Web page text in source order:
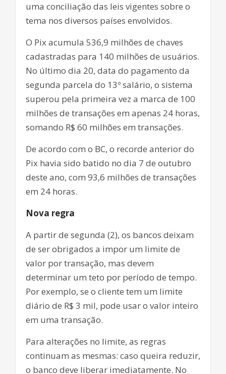
uma conciliação das leis vigentes sobre o
tema nos diversos países envolvidos.
O Pix acumula 536,9 milhões de chaves
cadastradas para 140 milhões de usuários.
No último dia 20, data do pagamento da
segunda parcela do 13º salário, o sistema
superou pela primeira vez a marca de 100
milhões de transações em apenas 24 horas,
somando R$ 60 milhões em transações.
De acordo com o BC, o recorde anterior do
Pix havia sido batido no dia 7 de outubro
deste ano, com 93,6 milhões de transações
em 24 horas.
Nova regra
A partir de segunda (2), os bancos deixam
de ser obrigados a impor um limite de
valor por transação, mas devem
determinar um teto por período de tempo.
Por exemplo, se o cliente tem um limite
diário de R$ 3 mil, pode usar o valor inteiro
em uma transação.
Para alterações no limite, as regras
continuam as mesmas: caso queira reduzir,
o banco deve liberar imediatamente. No